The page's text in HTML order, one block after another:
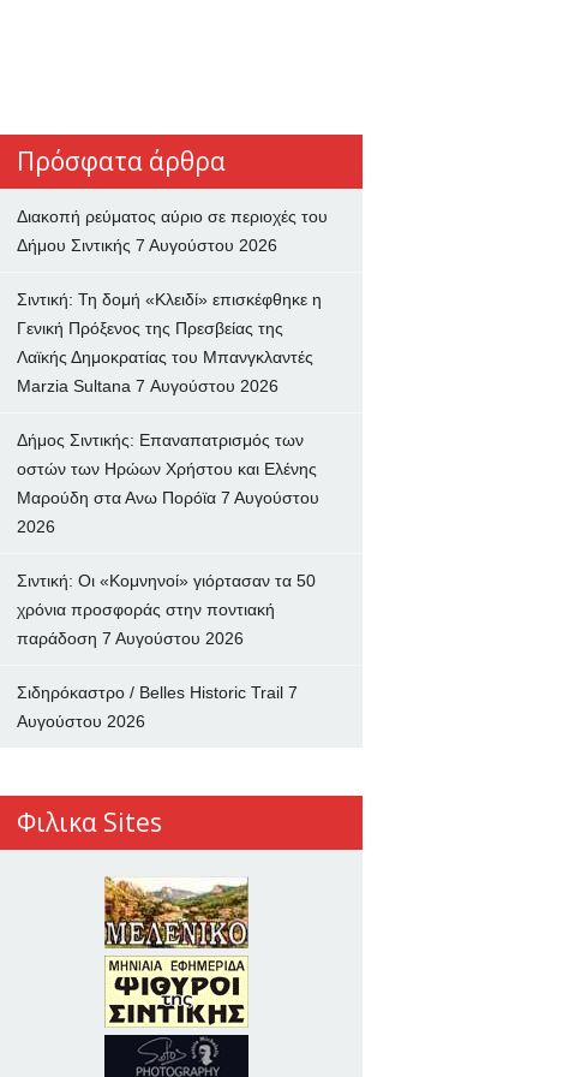
Πρόσφατα άρθρα
Διακοπή ρεύματος αύριο σε περιοχές του
Δήμου Σιντικής 7 Αυγούστου 2026
Σιντική: Τη δομή «Κλειδί» επισκέφθηκε η
Γενική Πρόξενος της Πρεσβείας της
Λαϊκής Δημοκρατίας του Μπανγκλαντές
Marzia Sultana 7 Αυγούστου 2026
Δήμος Σιντικής: Επαναπατρισμός των
oστών των Ηρώων Χρήστου και Ελένης
Μαρούδη στα Ανω Πορόϊα 7 Αυγούστου
2026
Σιντική: Οι «Κομνηνοί» γιόρτασαν τα 50
χρόνια προσφοράς στην ποντιακή
παράδοση 7 Αυγούστου 2026
Σιδηρόκαστρο / Belles Historic Trail 7
Αυγούστου 2026
Φιλικα Sites